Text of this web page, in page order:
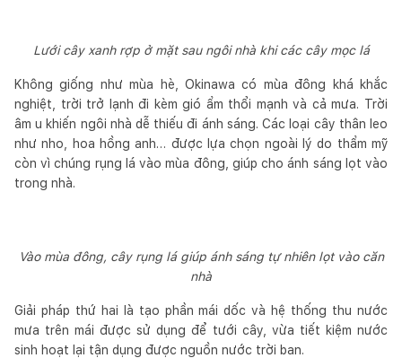
Lưới cây xanh rợp ở mặt sau ngôi nhà khi các cây mọc lá
Không giống như mùa hè, Okinawa có mùa đông khá khắc
nghiệt, trời trở lạnh đi kèm gió ẩm thổi mạnh và cả mưa. Trời
âm u khiến ngôi nhà dễ thiếu đi ánh sáng. Các loại cây thân leo
như nho, hoa hồng anh… được lựa chọn ngoài lý do thẩm mỹ
còn vì chúng rụng lá vào mùa đông, giúp cho ánh sáng lọt vào
trong nhà.
Vào mùa đông, cây rụng lá giúp ánh sáng tự nhiên lọt vào căn
nhà
Giải pháp thứ hai là tạo phần mái dốc và hệ thống thu nước
mưa trên mái được sử dụng để tưới cây, vừa tiết kiệm nước
sinh hoạt lại tận dụng được nguồn nước trời ban.